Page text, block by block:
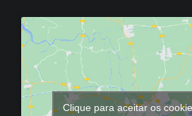
Clique para aceitar os